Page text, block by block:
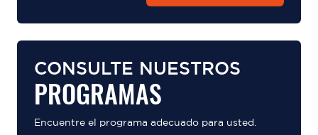
CONSULTE NUESTROS
PROGRAMAS
Encuentre el programa adecuado para usted.